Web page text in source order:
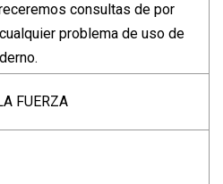
consultas de por
problema de uso de
FUERZA